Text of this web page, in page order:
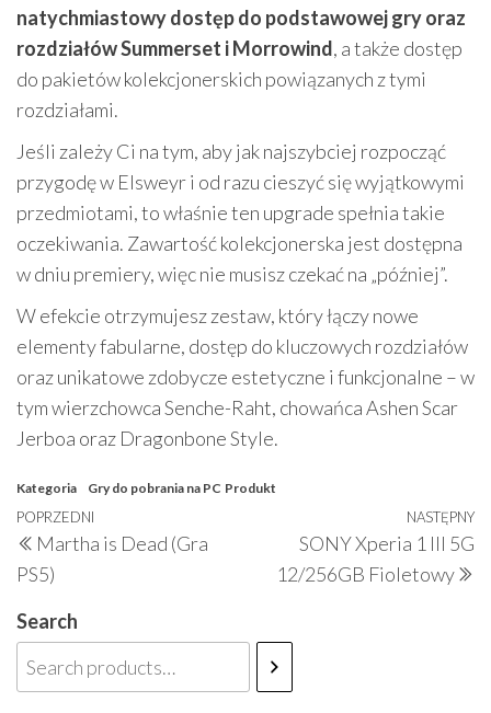
natychmiastowy dostęp do podstawowej gry oraz
rozdziałów Summerset i Morrowind, a także dostęp
do pakietów kolekcjonerskich powiązanych z tymi
rozdziałami.
Jeśli zależy Ci na tym, aby jak najszybciej rozpocząć
przygodę w Elsweyr i od razu cieszyć się wyjątkowymi
przedmiotami, to właśnie ten upgrade spełnia takie
oczekiwania. Zawartość kolekcjonerska jest dostępna
w dniu premiery, więc nie musisz czekać na „później”.
W efekcie otrzymujesz zestaw, który łączy nowe
elementy fabularne, dostęp do kluczowych rozdziałów
oraz unikatowe zdobycze estetyczne i funkcjonalne – w
tym wierzchowca Senche-Raht, chowańca Ashen Scar
Jerboa oraz Dragonbone Style.
Kategoria Gry do pobrania na PC Produkt
Nawigacja
wpisu
Poprzedni
wpis
POPRZEDNI
Martha is Dead (Gra
PS5)
NASTĘPNY
SONY Xperia 1 III 5G
12/256GB Fioletowy
Search